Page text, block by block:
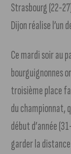
Strasbourg (22-
Dijon réalise l’un
Ce mardi soir au
bourguignonnes
troisième place
du championnat,
début d’année
garder la